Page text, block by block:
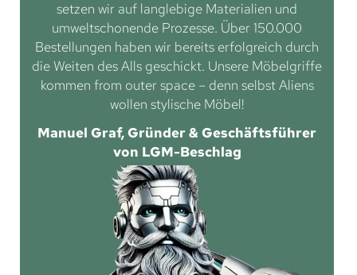
setzen wir auf langlebige Materialien und
umweltschonende Prozesse. Über 150.000
Bestellungen haben wir bereits erfolgreich durch
die Weiten des Alls geschickt. Unsere Möbelgriffe
kommen from outer space – denn selbst Aliens
wollen stylische Möbel!
Manuel Graf, Gründer & Geschäftsführer
von LGM-Beschlag